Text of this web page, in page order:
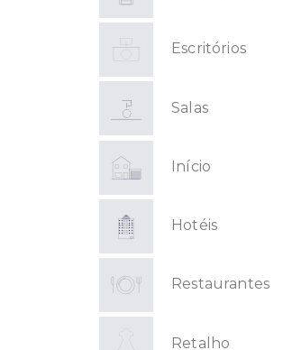
Escritórios
Salas
Início
Hotéis
Restaurantes
Retalho